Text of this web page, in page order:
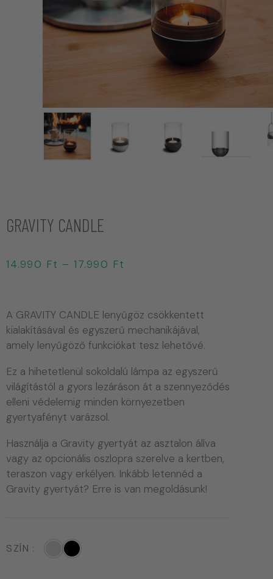
GRAVITY CANDLE
14.990 Ft – 17.990 Ft
A GRAVITY CANDLE lenyűgöz csökkentett
kialakításával és egyszerű mechanikájával,
amely lenyűgöző funkciókat tesz lehetővé.
Ez a hihetetlenül sokoldalú lámpa az egyszerű
világítástól a gyors lezáráson át a szennyeződés
elleni védelemig minden környezetben
gyertyafényt varázsol.
Használja a Gravity gyertyát az asztalon állva
vagy az opcionális oszlopra szerelve a kertben,
teraszon vagy erkélyen. Inkább letennéd a
Gravity gyertyát? Erre is van megoldásunk!
SZÍN